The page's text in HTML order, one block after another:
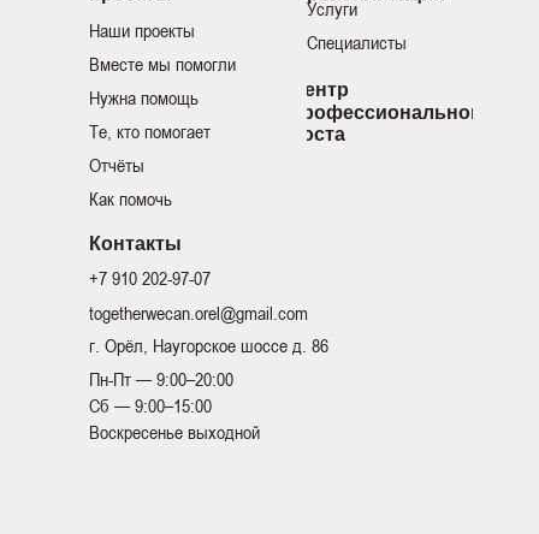
Услуги
Специалисты
Центр
профессионального
роста
Наши проекты
Вместе мы помогли
Нужна помощь
Те, кто помогает
Отчёты
Как помочь
Контакты
+7 910 202-97-07
togetherwecan.orel@gmail.com
г. Орёл, Наугорское шоссе д. 86
Пн-Пт — 9:00–20:00
Сб — 9:00–15:00
Воскресенье выходной